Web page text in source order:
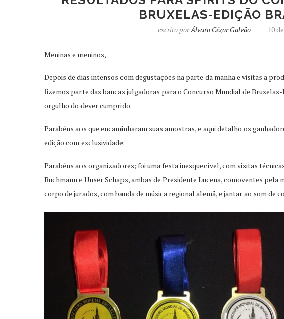
BRUXELAS-EDIÇÃO
escrito porÁlvaro Cézar Galvão 10
Meninas e meninos,
Depois de dias intensos com degustações na parte da manhã e visitas a
fizemos parte das bancas julgadoras para o Concurso Mundial de
orgulho do dever cumprido.
Parabéns aos que encaminharam suas amostras, e aqui detalho os
edição com exclusividade.
Parabéns aos organizadores; foi uma festa inesquecível, com visitas
Buchmann e Unser Schaps, ambas de Presidente Lucena, comoventes pela
corpo de jurados, com banda de música regional alemã, e jantar ao som de